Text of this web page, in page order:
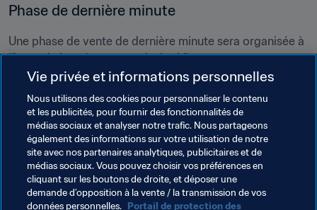
Phase de dernière minute
Une phase de vente de dernière minute sera organisée à
l’issue de la pré-vente exclusive Visa, pour permettre aux
supporters d’acquérir les billets restants. Les billets
seront disponibles sur FIFA.com
Retrouvez toutes les informations sur les catégories
de billets ci-dessous :
Vie privée et informations personnelles
Nous utilisons des cookies pour personnaliser le contenu
et les publicités, pour fournir des fonctionnalités de
médias sociaux et analyser notre trafic. Nous partageons
également des informations sur votre utilisation de notre
site avec nos partenaires analytiques, publicitaires et de
médias sociaux. Vous pouvez choisir vos préférences en
cliquant sur les boutons de droite, et déposer une
demande d’opposition à la vente / la transmission de vos
données personnelles. Portail de protection des